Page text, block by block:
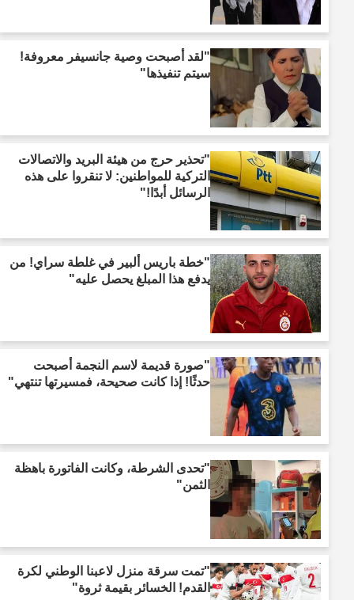
"لقد أصبحت وصية جانسيفر معروفة!
سيتم تنفيذها"
"تحذير حرج من هيئة البريد والاتصالات
التركية للمواطنين: لا تنقروا على هذه
الرسائل أبدًا!"
"خطة باريس ألبير في غلطة سراي! من
يدفع هذا المبلغ يحصل عليه"
"صورة قديمة لاسم النجمة أصبحت
حدثًا! إذا كانت صحيحة، فمسيرتها تنتهي"
"تحدى الشرطة، وكانت الفاتورة باهظة
الثمن"
"تمت سرقة منزل لاعبنا الوطني لكرة
القدم! الخسائر بقيمة ثروة"